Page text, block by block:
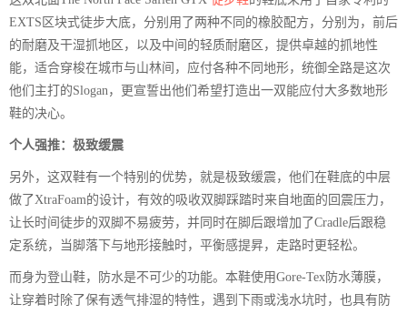
EXTS区块式徒步大底，分别用了两种不同的橡胶配方，分别为，前后
的耐磨及干湿抓地区，以及中间的轻质耐磨区，提供卓越的抓地性
能，适合穿梭在城巿与山林间，应付各种不同地形，统御全路是这次
他们主打的Slogan，更宣誓出他们希望打造出一双能应付大多数地形
鞋的决心。
个人强推：极致缓震
另外，这双鞋有一个特别的优势，就是极致缓震，他们在鞋底的中层
做了XtraFoam的设计，有效的吸收双脚踩踏时来自地面的回震压力，
让长时间徒步的双脚不易疲劳，并同时在脚后跟增加了Cradle后跟稳
定系统，当脚落下与地形接触时，平衡感提昇，走路时更轻松。
而身为登山鞋，防水是不可少的功能。本鞋使用Gore-Tex防水薄膜，
让穿着时除了保有透气排湿的特性，遇到下雨或浅水坑时，也具有防